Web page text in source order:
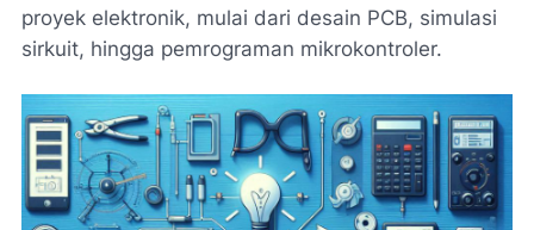
proyek elektronik, mulai dari desain PCB, simulasi
sirkuit, hingga pemrograman mikrokontroler.